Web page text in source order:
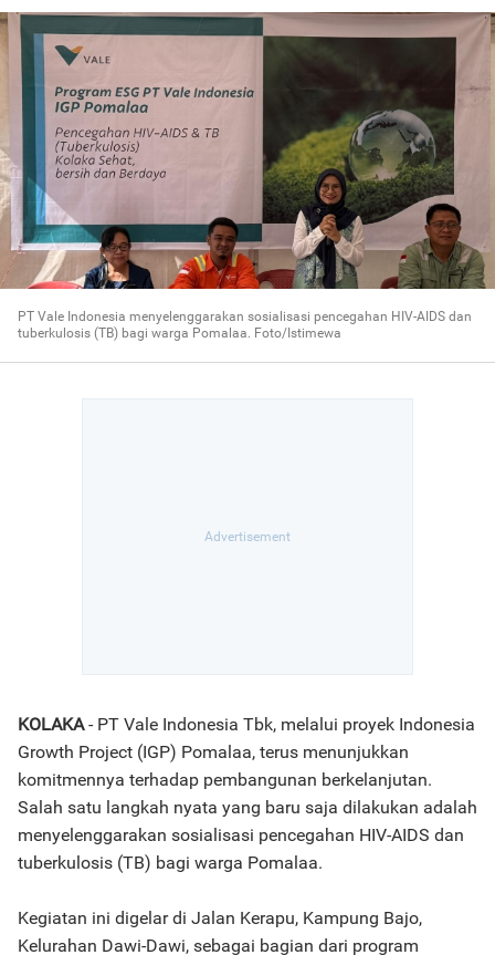
PT Vale Indonesia menyelenggarakan sosialisasi pencegahan HIV-AIDS dan
tuberkulosis (TB) bagi warga Pomalaa. Foto/Istimewa
KOLAKA- PT Vale Indonesia Tbk, melalui proyek Indonesia
Growth Project (IGP) Pomalaa, terus menunjukkan
komitmennya terhadap pembangunan berkelanjutan.
Salah satu langkah nyata yang baru saja dilakukan adalah
menyelenggarakan sosialisasi pencegahan HIV-AIDS dan
tuberkulosis (TB) bagi warga Pomalaa.
Kegiatan ini digelar di Jalan Kerapu, Kampung Bajo,
Kelurahan Dawi-Dawi, sebagai bagian dari program